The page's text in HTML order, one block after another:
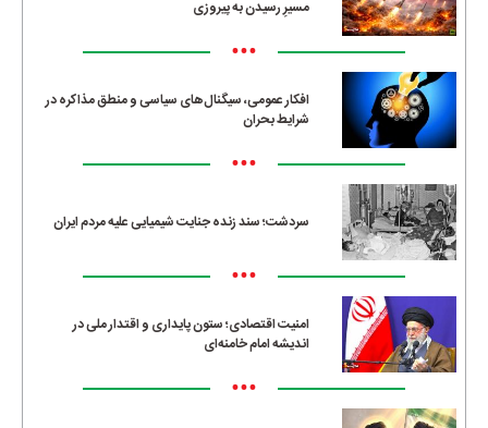
مسیرِ رسیدن به پیروزی
•••
افکار عمومی، سیگنال‌های سیاسی و منطق مذاکره در
شرایط بحران
•••
سردشت؛ سند زنده جنایت شیمیایی علیه مردم ایران
•••
امنیت اقتصادی؛ ستون پایداری و اقتدار ملی در
اندیشه امام خامنه‌ای
•••